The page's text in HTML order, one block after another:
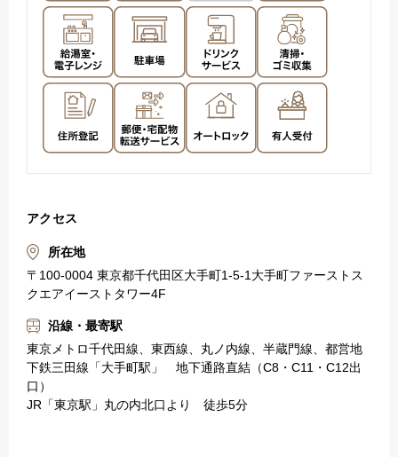
アクセス
所在地
〒100-0004 東京都千代田区大手町1-5-1大手町ファーストス
クエアイーストタワー4F
沿線・最寄駅
東京メトロ千代田線、東西線、丸ノ内線、半蔵門線、都営地
下鉄三田線「大手町駅」 地下通路直結（C8・C11・C12出
口）
JR「東京駅」丸の内北口より 徒歩5分